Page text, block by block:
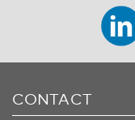
CONTACT